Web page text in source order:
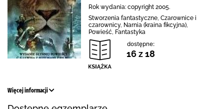
Rok wydania: copyright 2005.
Stworzenia fantastyczne, Czarownice i
czarownicy, Narnia (kraina fikcyjna),
Powieść, Fantastyka
dostępne:
16 z 18
Więcej informacji